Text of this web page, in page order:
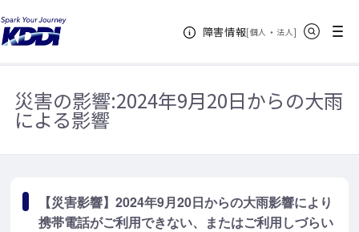
障害情報[個人 ・ 法人新規ウィンドウ
]
メニュー
KDDIホーム
影響により携帯電話がご利用できない、またはご利用しづらい状況について
（9月26日 午後1時00分時点）
災害の影響:2024年9月20日からの大雨
による影響
【災害影響】2024年9月20日からの大雨影響により
携帯電話がご利用できない、またはご利用しづらい